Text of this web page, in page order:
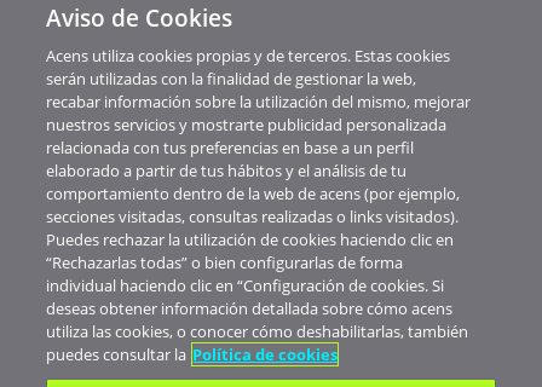
Política de privacidad
Cookies
Contacto
Soporte
Aviso legal
Canal de Denuncias y Consultas
Abuse
© Telefónica Soluciones De Informática Y Comunicaciones De España S.A.U.
Nuestros precios no muestran IVA. Realizada la contratación de servicios
verás aplicados los impuestos correspondientes al territorio donde esté
Aviso de Cookies
Acens utiliza cookies propias y de terceros. Estas cookies
serán utilizadas con la finalidad de gestionar la web,
recabar información sobre la utilización del mismo, mejorar
nuestros servicios y mostrarte publicidad personalizada
relacionada con tus preferencias en base a un perfil
elaborado a partir de tus hábitos y el análisis de tu
comportamiento dentro de la web de acens (por ejemplo,
secciones visitadas, consultas realizadas o links visitados).
Puedes rechazar la utilización de cookies haciendo clic en
“Rechazarlas todas” o bien configurarlas de forma
individual haciendo clic en “Configuración de cookies. Si
deseas obtener información detallada sobre cómo acens
utiliza las cookies, o conocer cómo deshabilitarlas, también
puedes consultar la Política de cookies